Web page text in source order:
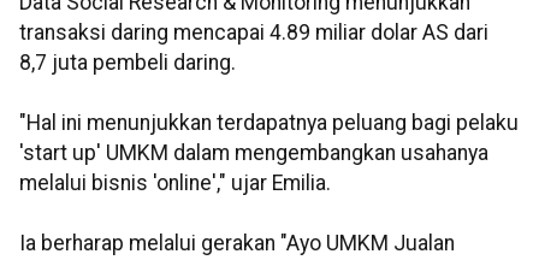
transaksi daring mencapai 4.89 miliar dolar AS dari
8,7 juta pembeli daring.
"Hal ini menunjukkan terdapatnya peluang bagi pelaku
'start up' UMKM dalam mengembangkan usahanya
melalui bisnis 'online'," ujar Emilia.
Ia berharap melalui gerakan "Ayo UMKM Jualan